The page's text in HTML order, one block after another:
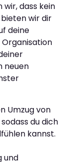
dass kein
wir dir
deine
neuen
Umzug von
du dich
kannst.
und